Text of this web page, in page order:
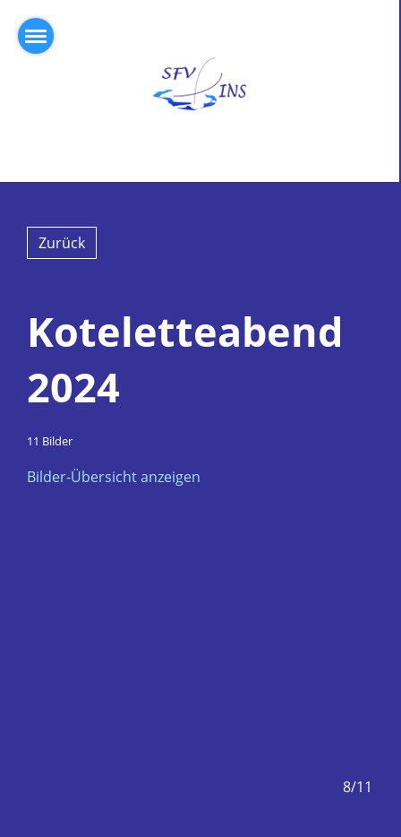
Zurück
Koteletteabend
2024
11 Bilder
Bilder-Übersicht anzeigen
8/11